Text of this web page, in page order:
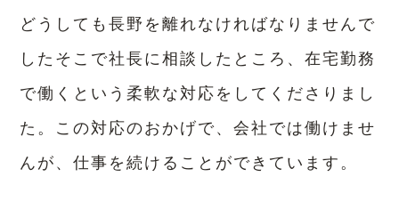
どうしても長野を離れなければなりません で
したそこで社長に相談したところ、在宅勤務
で働くという柔軟な対応をしてくださりまし
た。 この対応のおかげで、会社では働けませ
んが、仕事を続けることができています。